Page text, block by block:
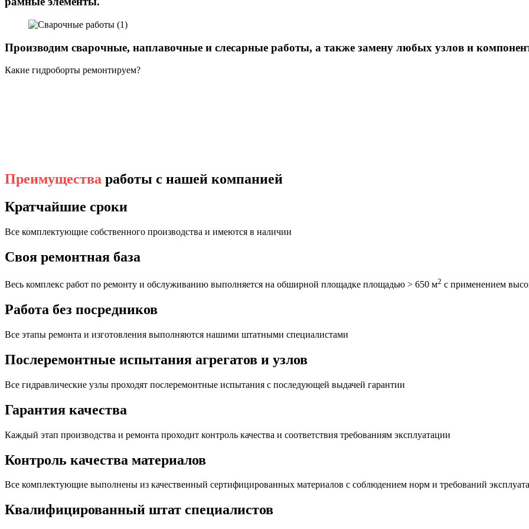
Производим сварочные, наплавочные и слесарные работы, а также замену любых узлов и
Какие гидроборты ремонтируем?
Преимущества работы с нашей компанией
Кратчайшие сроки
Все комплектующие собственного производства и имеются в наличии
Своя ремонтная база
Весь комплекс работ по ремонту и обслуживанию выполняется на обширной площадке площадью > 650 м2 с применением
Работа без посредников
Все этапы ремонта и изготовления выполняются нашими штатными специалистами
Послеремонтные испытания агрегатов и узлов
Все гидравлические узлы проходят послеремонтные испытания с последующей выдачей гарантии
Гарантия качества
Каждый этап производства и ремонта проходит контроль качества и соответствия требованиям эксплуатации
Контроль качества материалов
Все комплектующие выполнены из качественный сертифицированных материалов с соблюдением норм и требований
Квалифицированный штат специалистов